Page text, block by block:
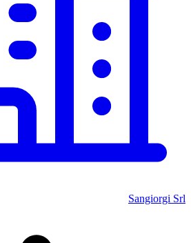
Sangiorgi Srl